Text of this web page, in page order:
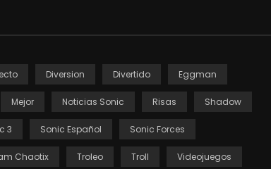
Diversion Divertido Eggman
Mejor Noticias Sonic Risas Shadow
3 Sonic Español Sonic Forces
Chaotix Troleo Troll Videojuegos